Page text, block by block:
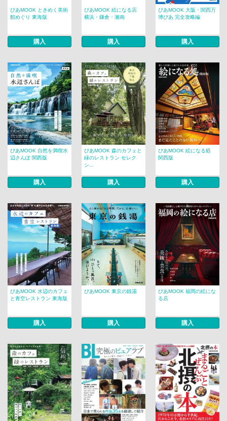
ぴあMOOK ときめく美術
館めぐり 東海版
購入
ぴあMOOK 絵になる店
横浜・鎌倉・湘南
購入
ぴあMOOK 大阪・関西万
博ぴあ 完全攻略編
購入
ぴあMOOK 自然を満喫水
辺さんぽ 関西版
購入
ぴあMOOK 森のカフェと
緑のレストラン セレク
シ...
購入
ぴあMOOK 絵になる処
関西版
購入
ぴあMOOK 水辺のカフェ
と青空レストラン 東海版
購入
ぴあMOOK 東京の銭湯
購入
ぴあMOOK 福岡の絵にな
る店
購入